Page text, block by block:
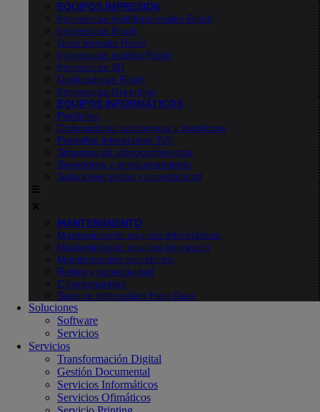
EQUIPOS IMPRESION
Impresoras multifuncionales Ricoh
Impresoras Ricoh
Gran formato Ricoh
Impresoras textiles Ricoh
Impresoras 3D
Duplicadoras Ricoh
Impresoras Greenline
EQUIPOS INFORMÁTICOS
Portátiles
Ordenadores sobremesa y monitores
Pantallas interactivas TeS
Sistemas de videoconferencia
Servidores y almacenamiento
Soluciones redes y conectividad
MANTENIMIENTO
Mantenimiento equipos informáticos
Mantenimiento equipos impresión
Monitorización servidores
Redes y conectividad
Ciberseguridad
Soporte Informático Help Desk
Soluciones
Software
Servicios
Servicios
Transformación Digital
Gestión Documental
Servicios Informáticos
Servicios Ofimáticos